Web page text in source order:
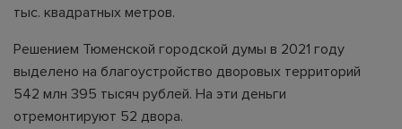
тыс. квадратных метров.
Решением Тюменской городской думы в 2021 году
выделено на благоустройство дворовых территорий
542 млн 395 тысяч рублей. На эти деньги
отремонтируют 52 двора.